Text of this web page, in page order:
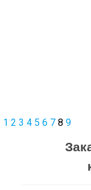
1 2 3 4 5 6 7 8 9